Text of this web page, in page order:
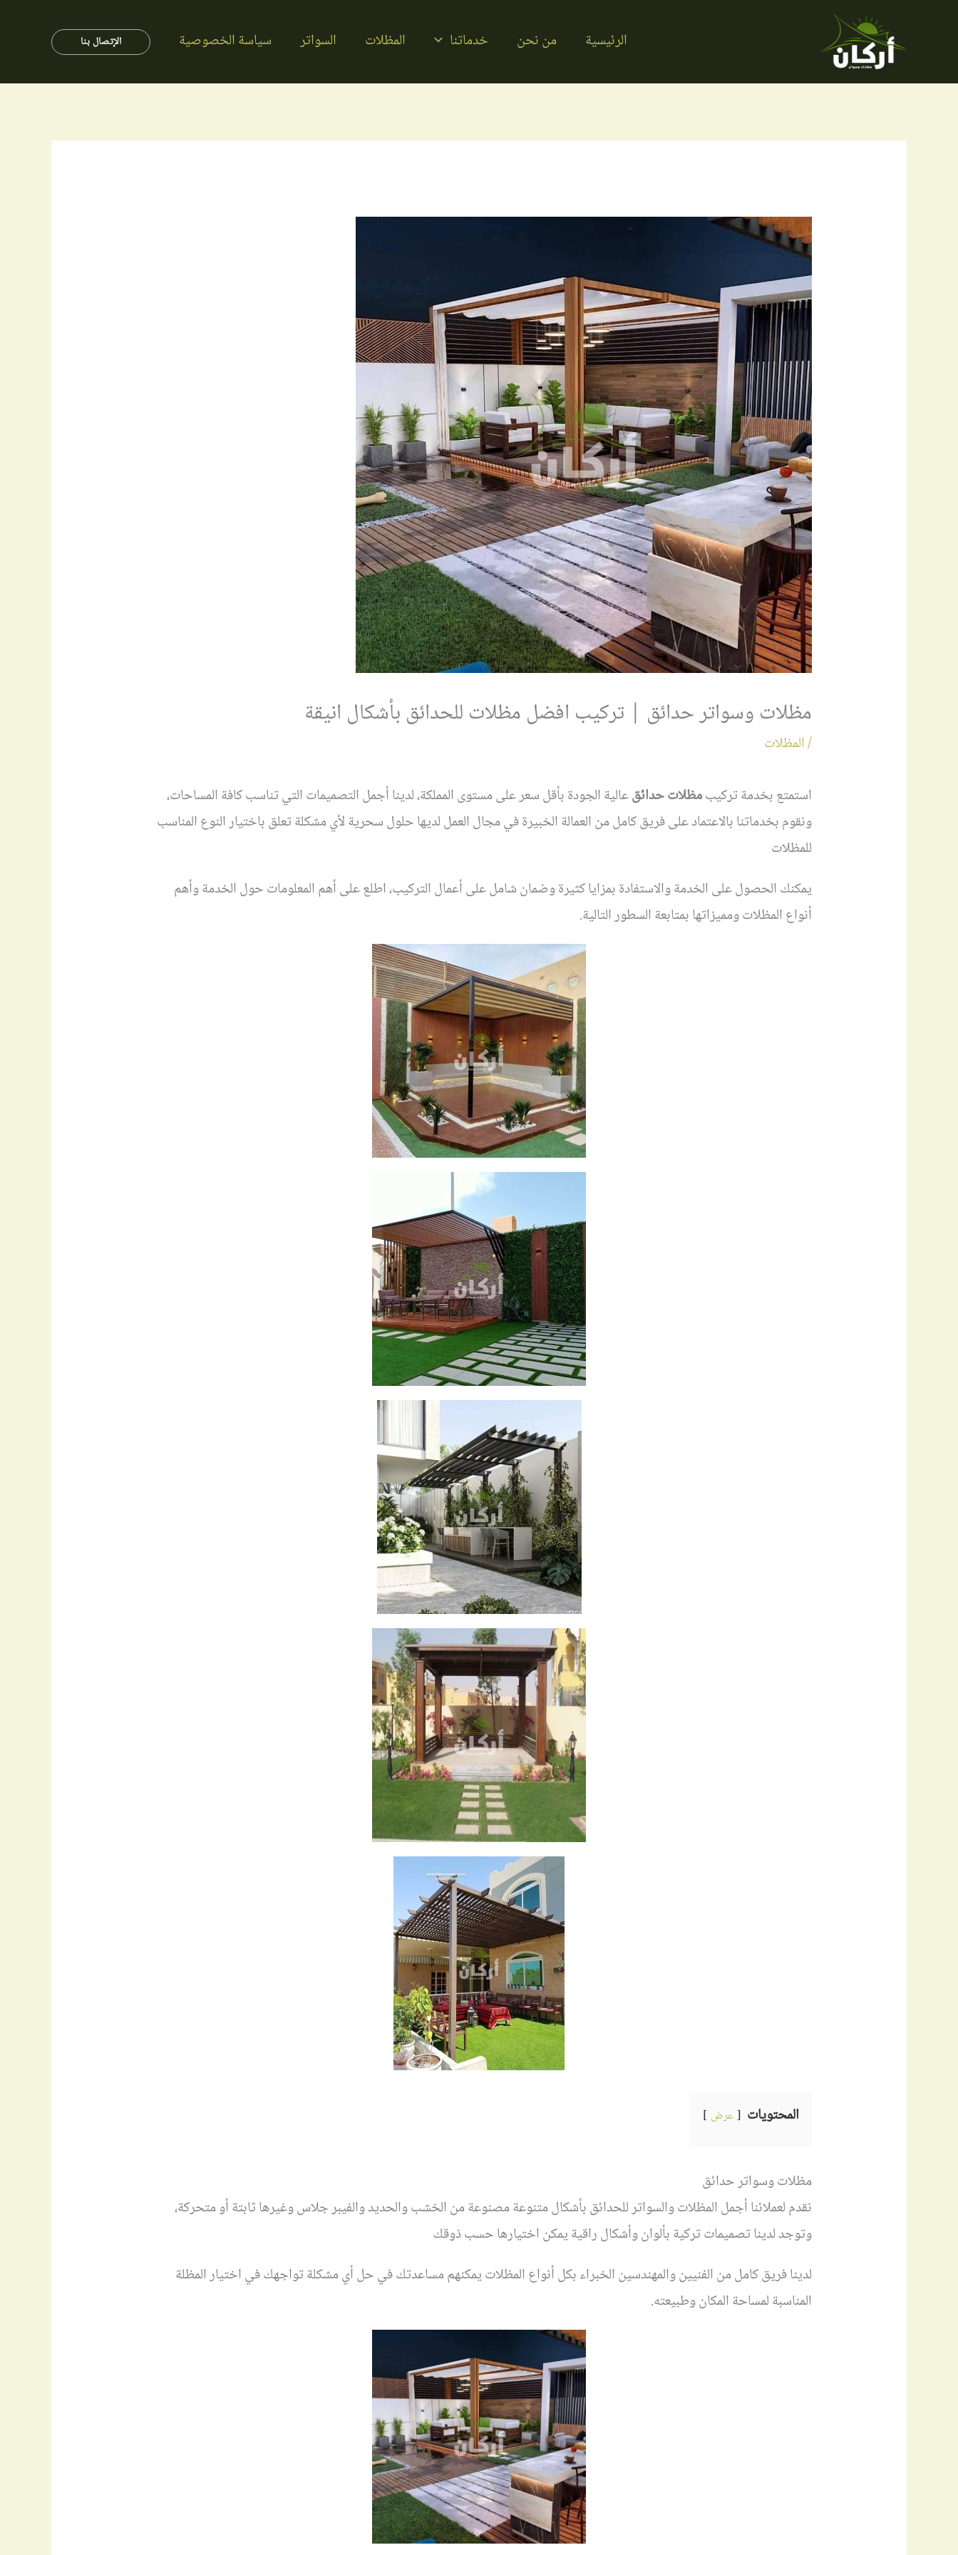
الرئيسية من نحن خدماتنا المظلات السواتر سياسة الخصوصية الإتصال بنا
مظلات وسواتر حدائق | تركيب افضل مظلات للحدائق بأشكال انيقة
/المظلات
استمتع بخدمة تركيبمظلات حدائقعالية الجودة بأقل سعر على مستوى المملكة، لدينا أجمل التصميمات التي تناسب كافة المساحات،
ونقوم بخدماتنا بالاعتماد على فريق كامل من العمالة الخبيرة في مجال العمل لديها حلول سحرية لأي مشكلة تعلق باختيار النوع المناسب
للمظلات
يمكنك الحصول على الخدمة والاستفادة بمزايا كثيرة وضمان شامل على أعمال التركيب، اطلع على أهم المعلومات حول الخدمة وأهم
أنواع المظلات ومميزاتها بمتابعة السطور التالية.
المحتويات عرض
مظلات وسواتر حدائق
نقدم لعملائنا أجمل المظلات والسواتر للحدائق بأشكال متنوعة مصنوعة من الخشب والحديد والفيبر جلاس وغيرها ثابتة أو متحركة،
وتوجد لدينا تصميمات تركية بألوان وأشكال راقية يمكن اختيارها حسب ذوقك
لدينا فريق كامل من الفنيين والمهندسين الخبراء بكل أنواع المظلات يمكنهم مساعدتك في حل أي مشكلة تواجهك في اختيار المظلة
المناسبة لمساحة المكان وطبيعته.